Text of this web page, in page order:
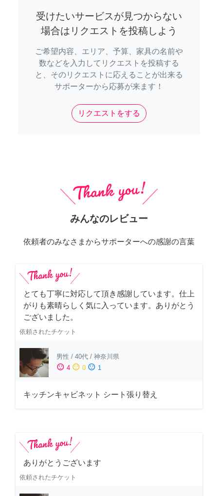
受けたいサービスが見つからない
場合はリクエストを投稿しよう
ご希望内容、エリア、予算、家具の名前や
数などを入力してリクエストを投稿する
と、そのリクエストに応えることが出来る
サポーターから応募が来ます！
リクエストをする
みんなのレビュー
依頼者のみなさまからサポーターへの感謝の言葉
とても丁寧に対応して頂き感謝しています。仕上
がりも素晴らしく気に入っています。ありがとう
ございました。
依頼されたチケット
男性 / 40代 / 神奈川県
sentiment_satisfied 4 sentiment_neutral 0 sentiment_dissatisfied 1
キッチンキャビネット シート張り替え
ありがとうございます
依頼されたチケット